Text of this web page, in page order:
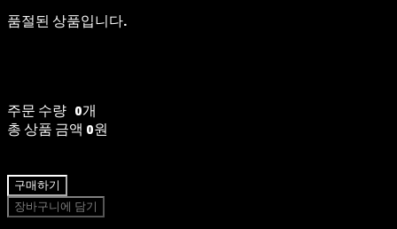
품절된 상품입니다.
주문 수량 0개
총 상품 금액 0원
구매하기
장바구니에 담기